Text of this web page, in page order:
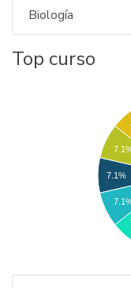
Biología
Top curso
7.1%